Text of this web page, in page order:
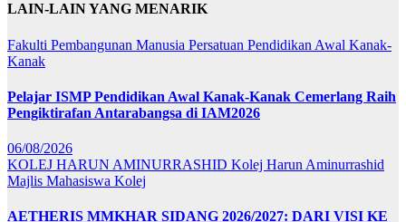
LAIN-LAIN YANG MENARIK
Fakulti Pembangunan Manusia Persatuan Pendidikan Awal Kanak-
Kanak
Pelajar ISMP Pendidikan Awal Kanak-Kanak Cemerlang Raih
Pengiktirafan Antarabangsa di IAM2026
06/08/2026
KOLEJ HARUN AMINURRASHID Kolej Harun Aminurrashid
Majlis Mahasiswa Kolej
AETHERIS MMKHAR SIDANG 2026/2027: DARI VISI KE